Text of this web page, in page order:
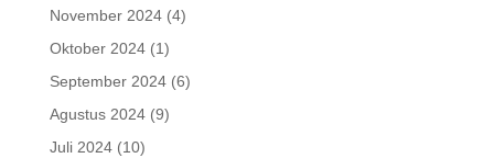
November 2024(4)
Oktober 2024(1)
September 2024(6)
Agustus 2024(9)
Juli 2024(10)